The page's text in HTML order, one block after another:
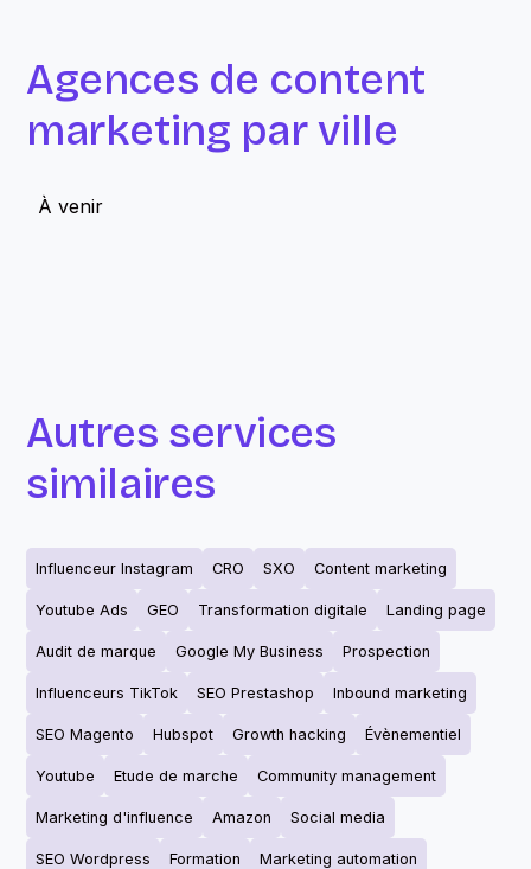
Agences de content
marketing par ville
À venir
Autres services
similaires
Influenceur Instagram CRO SXO Content marketing
Youtube Ads GEO Transformation digitale Landing page
Audit de marque Google My Business Prospection
Influenceurs TikTok SEO Prestashop Inbound marketing
SEO Magento Hubspot Growth hacking Évènementiel
Youtube Etude de marche Community management
Marketing d'influence Amazon Social media
SEO Wordpress Formation Marketing automation